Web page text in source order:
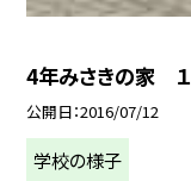
4年みさきの家 １
公開日 2016/07/12
学校の様子